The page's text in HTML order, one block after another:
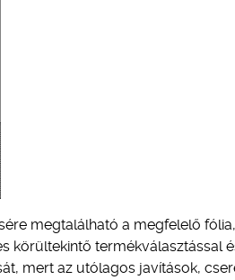
megtalálható a megfelelő fólia,
körültekintő termékválasztással
mert az utólagos javítások,